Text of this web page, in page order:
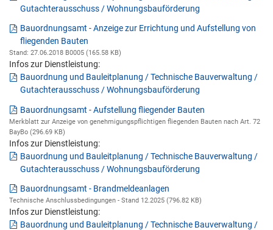
Gutachterausschuss / Wohnungsbauförderung
Bauordnungsamt - Anzeige zur Errichtung und Aufstellung von
fliegenden Bauten
Stand: 27.06.2018 B0005 (165.58 KB)
Infos zur Dienstleistung:
Bauordnung und Bauleitplanung / Technische Bauverwaltung /
Gutachterausschuss / Wohnungsbauförderung
Bauordnungsamt - Aufstellung fliegender Bauten
Merkblatt zur Anzeige von genehmigungspflichtigen fliegenden Bauten nach Art. 72
BayBo (296.69 KB)
Infos zur Dienstleistung:
Bauordnung und Bauleitplanung / Technische Bauverwaltung /
Gutachterausschuss / Wohnungsbauförderung
Bauordnungsamt - Brandmeldeanlagen
Technische Anschlussbedingungen - Stand 12.2025 (796.82 KB)
Infos zur Dienstleistung:
Bauordnung und Bauleitplanung / Technische Bauverwaltung /